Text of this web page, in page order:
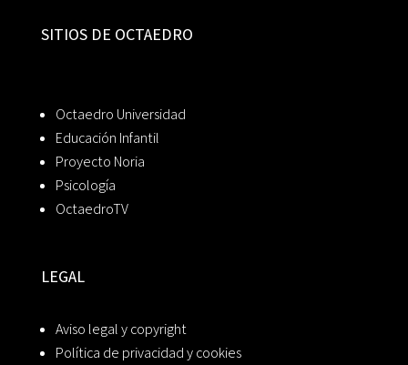
SITIOS DE OCTAEDRO
Octaedro Universidad
Educación Infantil
Proyecto Noria
Psicología
OctaedroTV
LEGAL
Aviso legal y copyright
Política de privacidad y cookies